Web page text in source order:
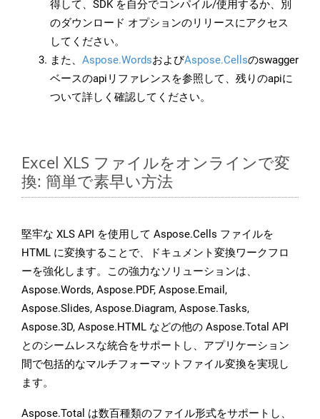
得して、SDK を自分でコンパイル/使用するか、別
のダウンロード オプションのリリースにアクセス
してください。
また、 Aspose.WordsおよびAspose.Cellsのswagger
ベースのapiリファレンスを参照して、残りのapiに
ついて詳しく確認してください。
Excel XLS ファイルをオンラインで変
換: 簡単で素早い方法
堅牢な XLS API を使用して Aspose.Cells ファイルを
HTML に変換することで、ドキュメント変換ワークフロ
ーを強化します。この強力なソリューションは、
Aspose.Words, Aspose.PDF, Aspose.Email,
Aspose.Slides, Aspose.Diagram, Aspose.Tasks,
Aspose.3D, Aspose.HTML などの他の Aspose.Total API
とのシームレスな統合をサポートし、アプリケーション
間で包括的なマルチフォーマットファイル変換を実現し
ます。
Aspose.Total は数百種類のファイル形式をサポートし、